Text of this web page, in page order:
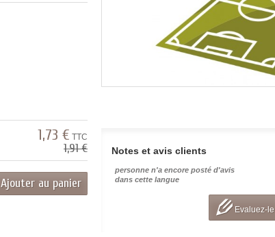
Notes et avis clients
personne n'a encore posté d'avis
dans cette langue
Evaluez-le
1,73 € TTC
1,91 €
Ajouter au panier